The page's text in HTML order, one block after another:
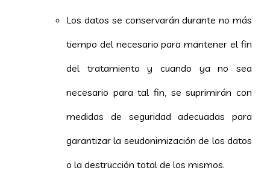
Los datos se conservarán durante no más
tiempo del necesario para mantener el fin
del tratamiento y cuando ya no sea
necesario para tal fin, se suprimirán con
medidas de seguridad adecuadas para
garantizar la seudonimización de los datos
o la destrucción total de los mismos.